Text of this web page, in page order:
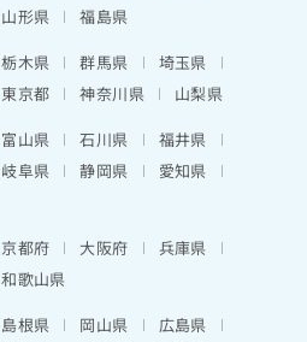
山形県
福島県
栃木県 群馬県
埼玉県
東京都 神奈川県
山梨県
富山県 石川県
福井県
岐阜県 静岡県
愛知県
京都府 大阪府
兵庫県
和歌山県
島根県 岡山県
広島県